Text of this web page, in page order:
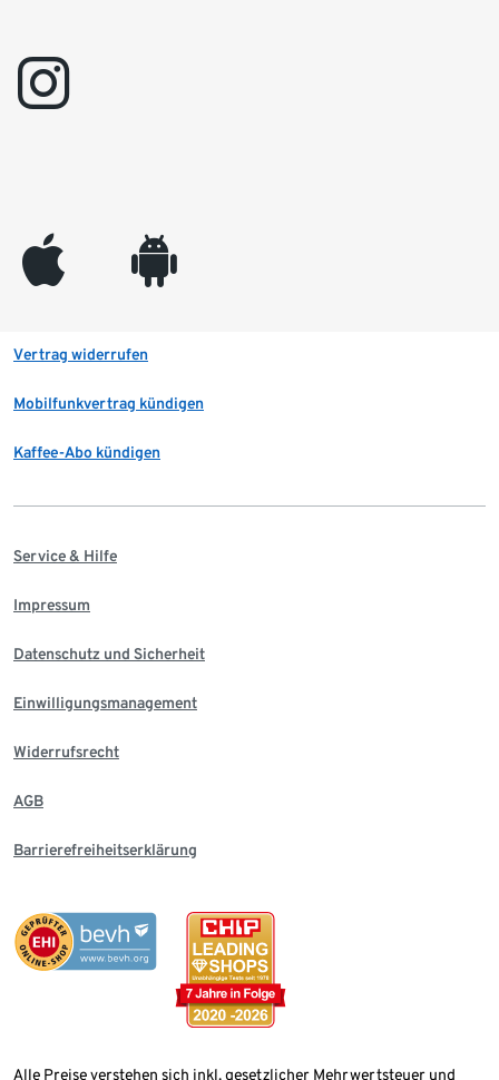
instagram
appleinc android
Vertrag widerrufen
Mobilfunkvertrag kündigen
Kaffee-Abo kündigen
Service & Hilfe
Impressum
Datenschutz und Sicherheit
Einwilligungsmanagement
Widerrufsrecht
AGB
Barrierefreiheitserklärung
Alle Preise verstehen sich inkl. gesetzlicher Mehrwertsteuer und